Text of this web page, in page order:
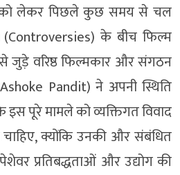
को लेकर पिछले कुछ समय से चल
(Controversies) के बीच फिल्म
जुड़े वरिष्ठ फिल्मकार और संगठन
Pandit) ने अपनी स्थिति
इस पूरे मामले को व्यक्तिगत विवाद
क्योंकि उनकी और संबंधित
प्रतिबद्धताओं और उद्योग की